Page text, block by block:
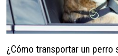
¿Cómo transportar un perro